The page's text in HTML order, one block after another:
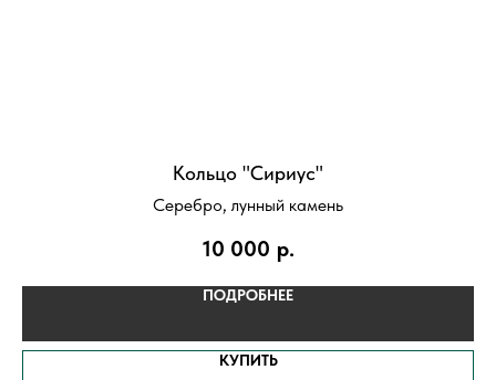
Кольцо "Сириус"
Серебро, лунный камень
10 000 р.
ПОДРОБНЕЕ
КУПИТЬ